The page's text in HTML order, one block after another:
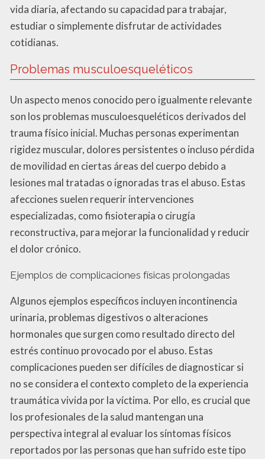
vida diaria, afectando su capacidad para trabajar,
estudiar o simplemente disfrutar de actividades
cotidianas.
Problemas musculoesqueléticos
Un aspecto menos conocido pero igualmente relevante
son los problemas musculoesqueléticos derivados del
trauma físico inicial. Muchas personas experimentan
rigidez muscular, dolores persistentes o incluso pérdida
de movilidad en ciertas áreas del cuerpo debido a
lesiones mal tratadas o ignoradas tras el abuso. Estas
afecciones suelen requerir intervenciones
especializadas, como fisioterapia o cirugía
reconstructiva, para mejorar la funcionalidad y reducir
el dolor crónico.
Ejemplos de complicaciones físicas prolongadas
Algunos ejemplos específicos incluyen incontinencia
urinaria, problemas digestivos o alteraciones
hormonales que surgen como resultado directo del
estrés continuo provocado por el abuso. Estas
complicaciones pueden ser difíciles de diagnosticar si
no se considera el contexto completo de la experiencia
traumática vivida por la víctima. Por ello, es crucial que
los profesionales de la salud mantengan una
perspectiva integral al evaluar los síntomas físicos
reportados por las personas que han sufrido este tipo